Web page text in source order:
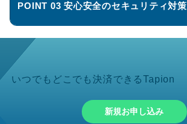
POINT 03 安心安全のセキュリティ対策
いつでもどこでも決済できるTapion
新規お申し込み